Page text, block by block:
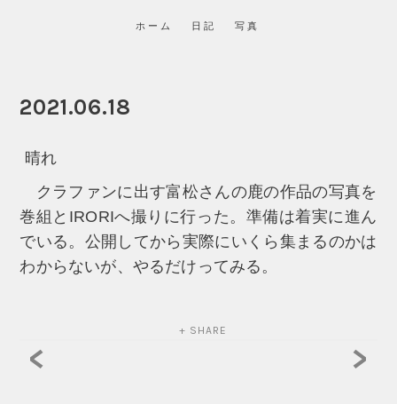
ホーム 日記 写真
2021.06.18
晴れ
クラファンに出す富松さんの鹿の作品の写真を
巻組とIRORIへ撮りに行った。準備は着実に進ん
でいる。公開してから実際にいくら集まるのかは
わからないが、やるだけってみる。
+ SHARE
< >